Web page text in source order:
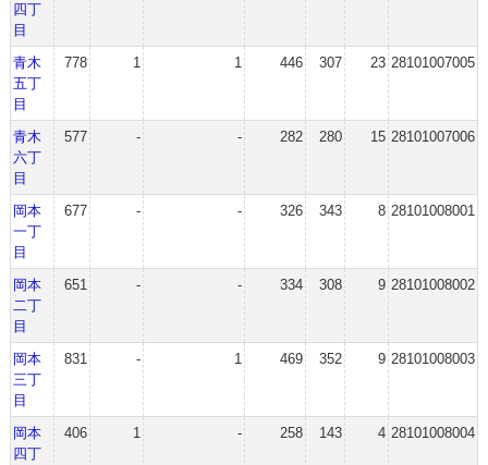
四丁
目
青木
五丁
目
778 1 1 446 307 23 28101007005
青木
六丁
目
577 - - 282 280 15 28101007006
岡本
一丁
目
677 - - 326 343 8 28101008001
岡本
二丁
目
651 - - 334 308 9 28101008002
岡本
三丁
目
831 - 1 469 352 9 28101008003
岡本
四丁
406 1 - 258 143 4 28101008004